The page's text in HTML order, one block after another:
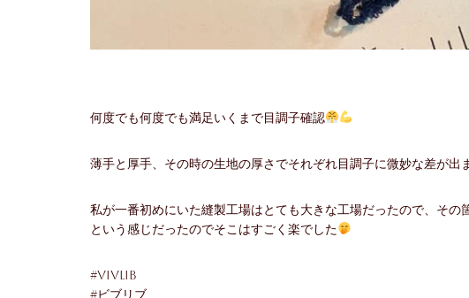
何度でも何度でも満足いくまで目調子確認
薄手と厚手、その時の生地の厚さでそれぞれ目調子に微妙な差が出
私が一番初めにいた縫製工場はとても大きな工場だったので、そ
という感じだったのでそこはすごく楽でした
#vivlib
#ビブリブ